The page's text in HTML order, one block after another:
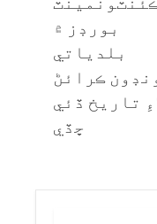
بورڊز ۾
بلدياتي
ڪرائڻ
تاريخ ڏئي
ڇڏي